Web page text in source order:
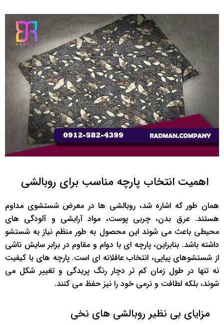
‌ ‌ اهمیت انتخاب پارچه مناسب برای روبالشی
همان ‌طور که اشاره شد، روبالشی ‌ها در معرض شستشوی مداوم
هستند. عرق بدن، چربی پوست، مواد آرایشی و آلودگی ‌های
محیطی باعث می ‌شوند این محصول به ‌طور منظم نیاز به شستشو
داشته باشد. بنابراین، پارچه ‌ای با دوام و مقاوم در برابر سایش ناشی
از شستشوهای پیاپی، انتخاب عاقلانه ‌ای است. پارچه ‌های با کیفیت
نه تنها در طول زمان کم ‌تر دچار رنگ ‌پریدگی و تغییر شکل می
‌شوند، بلکه لطافت و نرمی خود را نیز حفظ می ‌کنند.
‌ ‌ مزایای بی ‌نظیر روبالشی ‌های نخی